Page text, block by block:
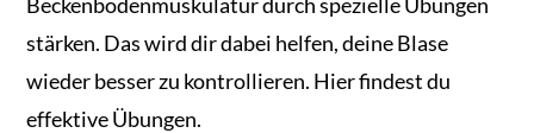
stärken. Das wird dir dabei helfen, deine Blase
wieder besser zu kontrollieren. Hier findest du
effektive Übungen.